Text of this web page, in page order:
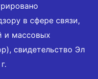
в сфере связи,
и массовых
свидетельство Эл